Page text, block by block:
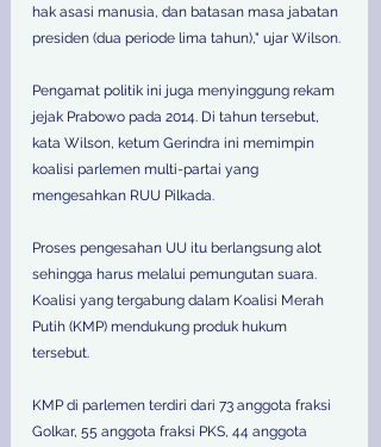
hak asasi manusia, dan batasan masa jabatan
presiden (dua periode lima tahun)," ujar Wilson.
Pengamat politik ini juga menyinggung rekam
jejak Prabowo pada 2014. Di tahun tersebut,
kata Wilson, ketum Gerindra ini memimpin
koalisi parlemen multi-partai yang
mengesahkan RUU Pilkada.
Proses pengesahan UU itu berlangsung alot
sehingga harus melalui pemungutan suara.
Koalisi yang tergabung dalam Koalisi Merah
Putih (KMP) mendukung produk hukum
tersebut.
KMP di parlemen terdiri dari 73 anggota fraksi
Golkar, 55 anggota fraksi PKS, 44 anggota